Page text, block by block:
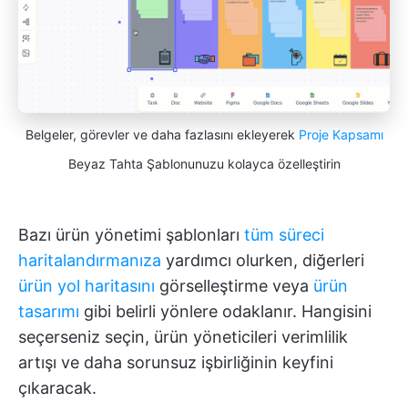
Belgeler, görevler ve daha fazlasını ekleyerek Proje Kapsamı
Beyaz Tahta Şablonunuzu kolayca özelleştirin
Bazı ürün yönetimi şablonları tüm süreci
haritalandırmanıza yardımcı olurken, diğerleri
ürün yol haritasını görselleştirme veya ürün
tasarımı gibi belirli yönlere odaklanır. Hangisini
seçerseniz seçin, ürün yöneticileri verimlilik
artışı ve daha sorunsuz işbirliğinin keyfini
çıkaracak.